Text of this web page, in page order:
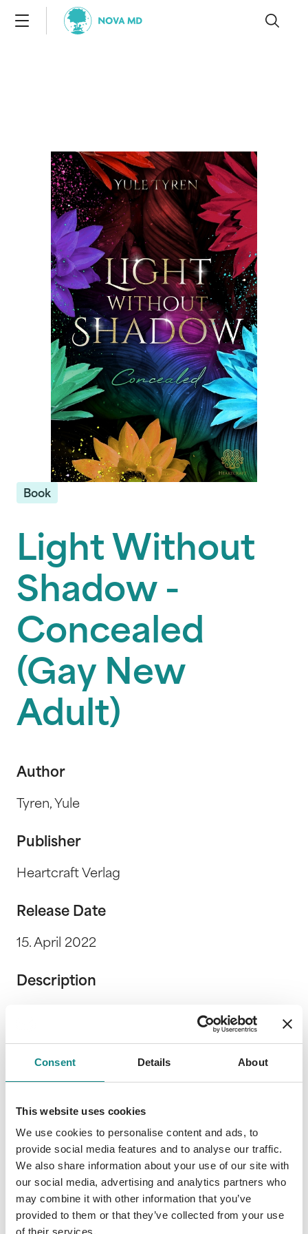
Consent Details About
This website uses cookies
We use cookies to personalise content and ads, to
provide social media features and to analyse our traffic.
We also share information about your use of our site with
our social media, advertising and analytics partners who
may combine it with other information that you’ve
provided to them or that they’ve collected from your use
of their services.
Book
Light Without
Shadow -
Concealed
(Gay New
Adult)
Author
Tyren, Yule
Publisher
Heartcraft Verlag
Release Date
15. April 2022
Description
Alvaro Bevor ich ihn getroffen hatte, war ich
mir sicher gewesen, nichts von den Dingen
nichts anderes mehr denken. Es war ein
Fehler, zu glauben, ich könnte ihm mein Herz
Denn wenn ich mich ihm weiter nähere, wird
er für immer verloren sein und in den
bodenlosen Abgrund meiner verfluchten
Familie stürzen. Collin Ich habe die ganze Zeit
für uns gekämpft. Nun scheint alles verloren.
Obwohl mein Herz erneut brechen wird,